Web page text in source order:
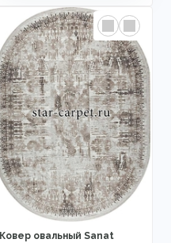
Ковер овальный Sanat